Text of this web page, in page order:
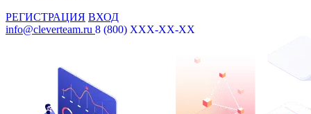
РЕГИСТРАЦИЯ ВХОД
info@cleverteam.ru 8 (800) XXX-XX-XX